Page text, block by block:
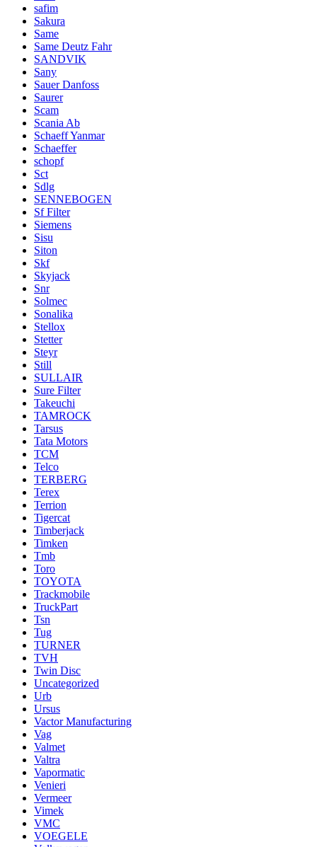
safim
Sakura
Same
Same Deutz Fahr
SANDVIK
Sany
Sauer Danfoss
Saurer
Scam
Scania Ab
Schaeff Yanmar
Schaeffer
schopf
Sct
Sdlg
SENNEBOGEN
Sf Filter
Siemens
Sisu
Siton
Skf
Skyjack
Snr
Solmec
Sonalika
Stellox
Stetter
Steyr
Still
SULLAIR
Sure Filter
Takeuchi
TAMROCK
Tarsus
Tata Motors
TCM
Telco
TERBERG
Terex
Terrion
Tigercat
Timberjack
Timken
Tmb
Toro
TOYOTA
Trackmobile
TruckPart
Tsn
Tug
TURNER
TVH
Twin Disc
Uncategorized
Urb
Ursus
Vactor Manufacturing
Vag
Valmet
Valtra
Vapormatic
Venieri
Vermeer
Vimek
VMC
VOEGELE